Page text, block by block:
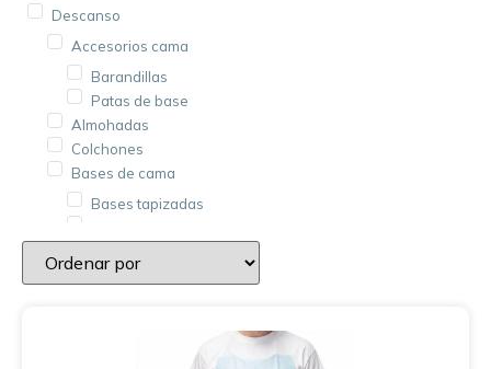
Descanso
Accesorios cama
Barandillas
Patas de base
Almohadas
Colchones
Bases de cama
Bases tapizadas
Cojines
Ropa de cama